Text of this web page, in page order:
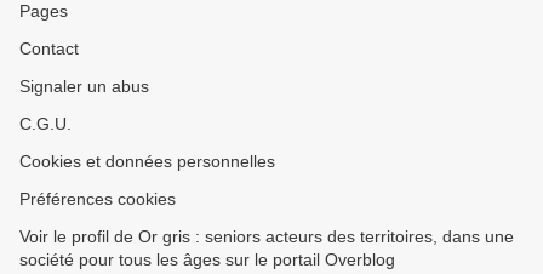
Pages
Contact
Signaler un abus
C.G.U.
Cookies et données personnelles
Préférences cookies
Voir le profil de Or gris : seniors acteurs des territoires, dans une
société pour tous les âges sur le portail Overblog